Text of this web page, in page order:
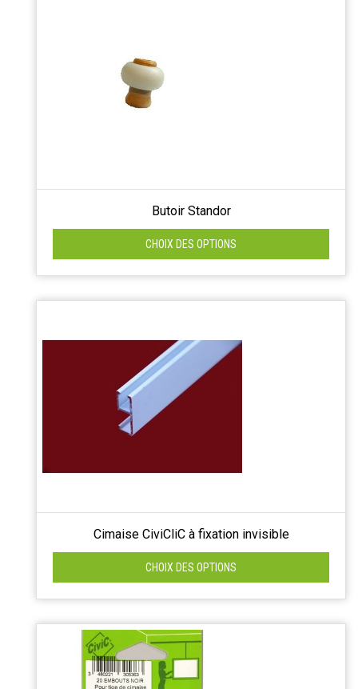
Butoir Standor
CHOIX DES OPTIONS
Cimaise CiviCliC à fixation invisible
CHOIX DES OPTIONS